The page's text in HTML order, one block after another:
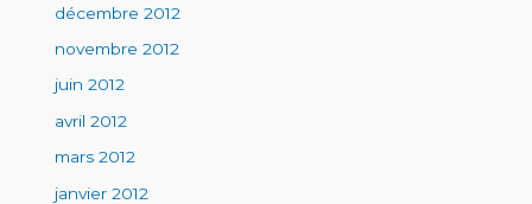
décembre 2012
novembre 2012
juin 2012
avril 2012
mars 2012
janvier 2012